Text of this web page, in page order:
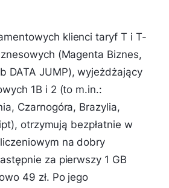
klienci taryf T i T-
(Magenta Biznes,
DATA JUMP), wyjeżdżający
1B i 2 (to m.in.:
Czarnogóra, Brazylia,
otrzymują bezpłatnie w
na dobry
za pierwszy 1 GB
49 zł. Po jego